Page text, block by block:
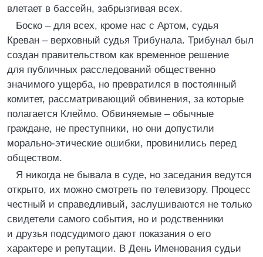
влетает в бассейн, забрызгивая всех.
Боско – для всех, кроме нас с Артом, судья
Креван – верховный судья Трибунала. Трибунал был
создан правительством как временное решение
для публичных расследований общественно
значимого ущерба, но превратился в постоянный
комитет, рассматривающий обвинения, за которые
полагается Клеймо. Обвиняемые – обычные
граждане, не преступники, но они допустили
морально-этические ошибки, провинились перед
обществом.
Я никогда не бывала в суде, но заседания ведутся
открыто, их можно смотреть по телевизору. Процесс
честный и справедливый, заслушиваются не только
свидетели самого события, но и родственники
и друзья подсудимого дают показания о его
характере и репутации. В День Именования судьи